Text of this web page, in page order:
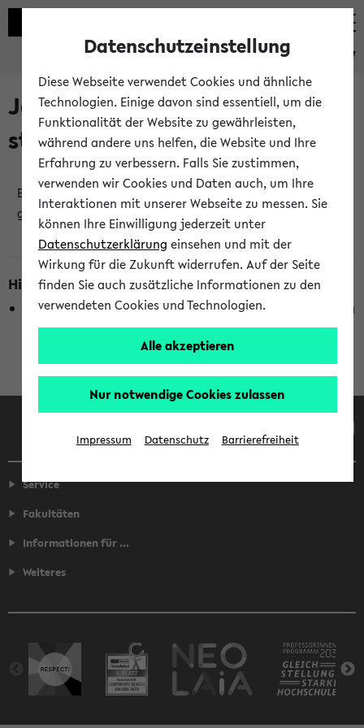
eKVV
Jetzt und in Kürze
stattfindende Veranstaltungen
Es wurden keine jetzt stattfindenden Veranstaltungen
gefunden!
Hinweise zur Liste
Die Anzeige ist semesterübergreifend und nicht abhängig
vom im eKVV gewählten Semester.
Facebook Instagram LinkedIn TikTok
Service
Fakultäten
Informationen für ...
Weiteres
Datenschutzeinstellung
Diese Webseite verwendet Cookies und ähnliche
Technologien. Einige davon sind essentiell, um die
Funktionalität der Website zu gewährleisten,
während andere uns helfen, die Website und Ihre
Erfahrung zu verbessern. Falls Sie zustimmen,
verwenden wir Cookies und Daten auch, um Ihre
Interaktionen mit unserer Webseite zu messen. Sie
können Ihre Einwilligung jederzeit unter
Datenschutzerklärung einsehen und mit der
Wirkung für die Zukunft widerrufen. Auf der Seite
finden Sie auch zusätzliche Informationen zu den
verwendeten Cookies und Technologien.
Alle akzeptieren
Nur notwendige Cookies zulassen
Impressum Datenschutz Barrierefreiheit